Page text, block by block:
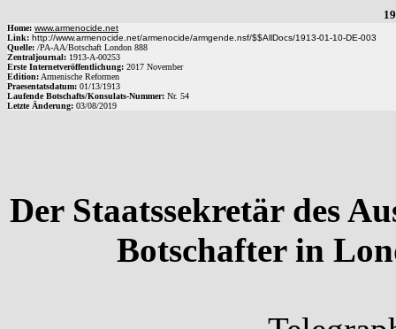
Home: www.armenocide.net
Link: http://www.armenocide.net/armenocide/armgende.nsf/$$AllDocs/1913-01-10-DE-003
Quelle: /PA-AA/Botschaft London 888
Zentraljournal: 1913-A-00253
Erste Internetveröffentlichung: 2017 November
Edition: Armenische Reformen
Praesentatsdatum: 01/13/1913
Laufende Botschafts/Konsulats-Nummer: Nr. 54
Letzte Änderung: 03/08/2019
Der Staatssekretär des
Botschafter in